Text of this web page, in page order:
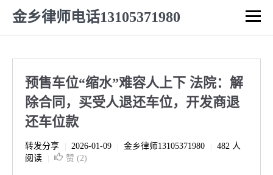
金乡律师电话13105371980
预售车位“缩水”难容人上下 法院：解
除合同，买受人退还车位，开发商退
还车位款
转发分享 2026-01-09 金乡律师13105371980
482 人
阅读
赞 (2)